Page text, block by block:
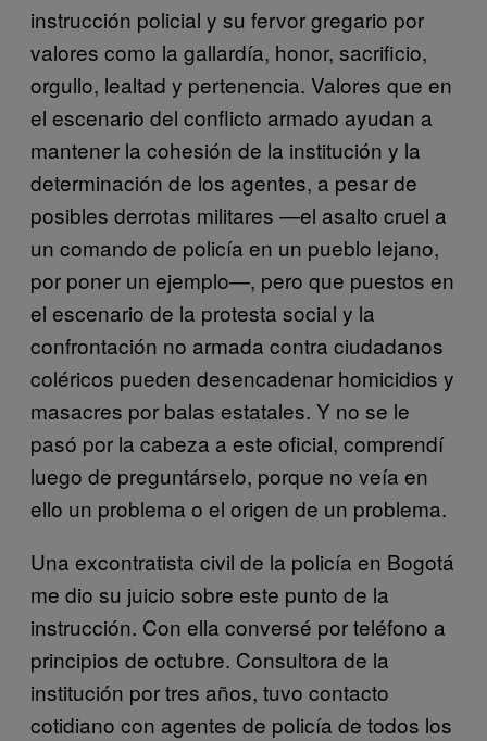
instrucción policial y su fervor gregario por
valores como la gallardía, honor, sacrificio,
orgullo, lealtad y pertenencia. Valores que en
el escenario del conflicto armado ayudan a
mantener la cohesión de la institución y la
determinación de los agentes, a pesar de
posibles derrotas militares —el asalto cruel a
un comando de policía en un pueblo lejano,
por poner un ejemplo—, pero que puestos en
el escenario de la protesta social y la
confrontación no armada contra ciudadanos
coléricos pueden desencadenar homicidios y
masacres por balas estatales. Y no se le
pasó por la cabeza a este oficial, comprendí
luego de preguntárselo, porque no veía en
ello un problema o el origen de un problema.
Una excontratista civil de la policía en Bogotá
me dio su juicio sobre este punto de la
instrucción. Con ella conversé por teléfono a
principios de octubre. Consultora de la
institución por tres años, tuvo contacto
cotidiano con agentes de policía de todos los